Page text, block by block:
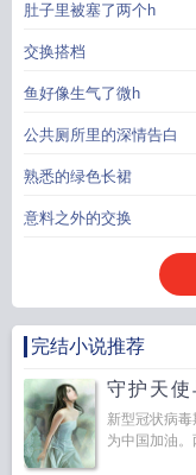
肚子里被塞了两个h
交换搭档
鱼好像生气了微h
公共厕所里的深情告白
熟悉的绿色长裙
意料之外的交换
完结小说推荐
守护天使
新型冠状病
为中国加油